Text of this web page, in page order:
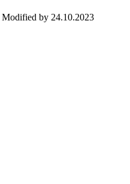
Modified by 24.10.2023